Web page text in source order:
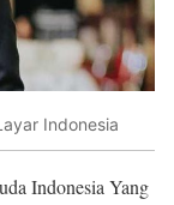
Indonesia
Indonesia Yang